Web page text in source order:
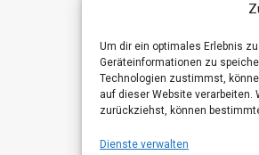
Um dir ein optimales Erlebnis
Geräteinformationen zu
Technologien zustimmst,
auf dieser Website
zurückziehst, können
Dienste verwalten